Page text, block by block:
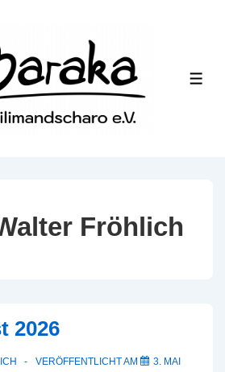
Fröhlich
2026
VERÖFFENTLICHT AM
3. MAI